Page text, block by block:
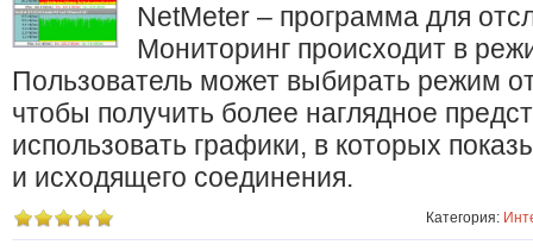
NetMeter – программа для
Мониторинг происходит в
Пользователь может выбирать режим
чтобы получить более наглядное
использовать графики, в которых
и исходящего соединения.
Категория: